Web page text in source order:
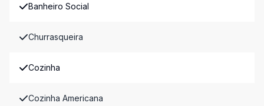
Banheiro Social
Churrasqueira
Cozinha
Cozinha Americana